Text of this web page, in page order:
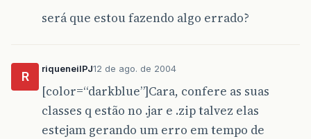
será que estou fazendo algo errado?
R
riqueneilPJ12 de ago. de 2004
[color=“darkblue”]Cara, confere as suas
classes q estão no .jar e .zip talvez elas
estejam gerando um erro em tempo de